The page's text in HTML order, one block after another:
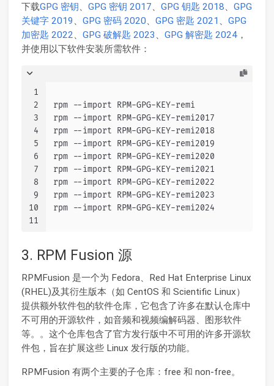
下载GPG 密钥、 GPG 密钥 2017、 GPG 钥匙 2018、 GPG
关键字 2019 、 GPG 密码 2020、 GPG 密匙 2021 、 GPG
加密匙 2022、 GPG 破解匙 2023 、 GPG 解密匙 2024 ，
并使用以下软件安装所需软件：
1
2
3
4
5
6
7
8
9
10
11
rpm --import RPM-GPG-KEY-remi
rpm --import RPM-GPG-KEY-remi2017
rpm --import RPM-GPG-KEY-remi2018
rpm --import RPM-GPG-KEY-remi2019
rpm --import RPM-GPG-KEY-remi2020
rpm --import RPM-GPG-KEY-remi2021
rpm --import RPM-GPG-KEY-remi2022
rpm --import RPM-GPG-KEY-remi2023
rpm --import RPM-GPG-KEY-remi2024
3. RPM Fusion 源
RPMFusion 是一个为 Fedora、Red Hat Enterprise Linux
(RHEL)及其衍生版本（如 CentOS 和 Scientific Linux）
提供额外软件包的软件仓库，它包含了许多在默认仓库中
不可用的开源软件，如音频和视频编解码器、图形软件
等。。这个仓库包含了官方发行版中不可用的许多开源软
件包，旨在扩展这些 Linux 发行版的功能。
RPMFusion 有两个主要的子仓库：free 和 non-free。